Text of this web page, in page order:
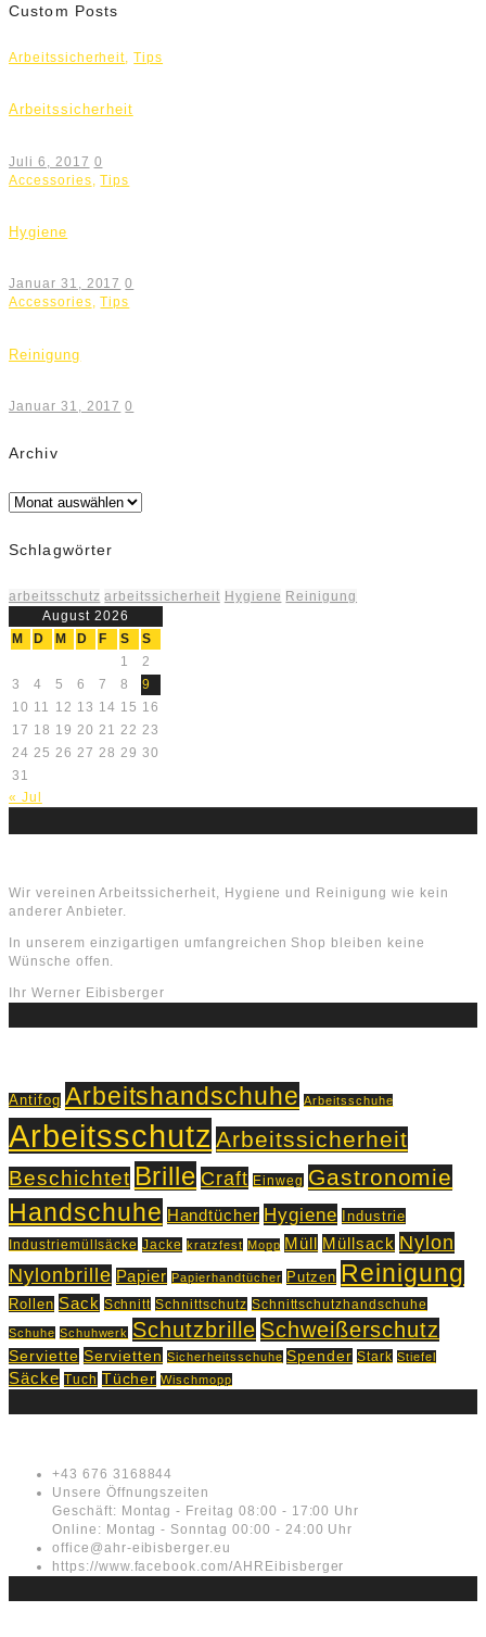
Custom Posts
Arbeitssicherheit,Tips
Arbeitssicherheit
Juli 6, 2017 0
Accessories ,Tips
Hygiene
Januar 31, 2017 0
Accessories,Tips
Reinigung
Januar 31, 2017 0
Archiv
Archiv
Schlagwörter
arbeitsschutz arbeitssicherheit Hygiene Reinigung
August 2026
M
D M D F S
S
1
2
3
4 5 6 7 8
9
10 11 12 13 14 15 16
17 18 19 20 21 22 23
24 25 26 27 28 29 30
31
« Jul
Wir vereinen Arbeitssicherheit, Hygiene und Reinigung wie kein
anderer Anbieter.
In unserem einzigartigen umfangreichen Shop bleiben keine
Wünsche offen.
Ihr Werner Eibisberger
Antifog Arbeitshandschuhe Arbeitsschuhe
Arbeitsschutz Arbeitssicherheit
Beschichtet Brille Craft Einweg Gastronomie
Handschuhe Handtücher Hygiene Industrie
Industriemüllsäcke Jacke kratzfest Mopp Müll Müllsack Nylon
Nylonbrille Papier Papierhandtücher Putzen Reinigung
Rollen Sack Schnitt Schnittschutz Schnittschutzhandschuhe
Schuhe Schuhwerk Schutzbrille Schweißerschutz
Serviette Servietten Sicherheitsschuhe Spender Stark Stiefel
Säcke Tuch Tücher Wischmopp
+43 676 3168844
Unsere Öffnungszeiten
Geschäft: Montag - Freitag 08:00 - 17:00 Uhr
Online: Montag - Sonntag 00:00 - 24:00 Uhr
office@ahr-eibisberger.eu
https://www.facebook.com/AHREibisberger